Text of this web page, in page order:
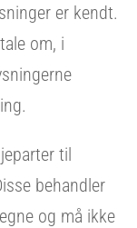
er kendt.
om, i
til
behandler
og må ikke